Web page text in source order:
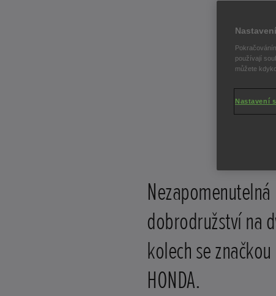
Nezapomenutelná
dobrodružství na
kolech se značkou
HONDA.
používají
můžete
Nastavení